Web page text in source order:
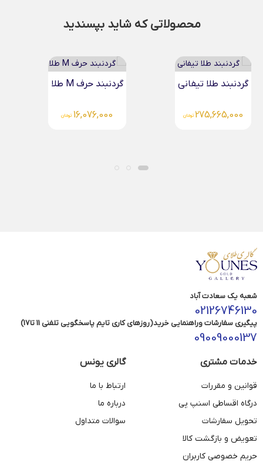
محصولاتی که شاید بپسندید
گردنبند حرف M طلا
16,076,000
شعبه یک سعادت آباد
02126746130
پیگیری سفارشات وراهنمایی خرید(روزهای کاری تایم پاسخگویی تلفنی 11 تا17)
09009000137
خدمات مشتری
قوانین و مقررات
درگاه اقساطی اسنپ پی
تحویل سفارشات
تعویض و بازگشت کالا
حریم خصوصی کاربران
گالری یونس
ارتباط با ما
درباره ما
سوالات متداول